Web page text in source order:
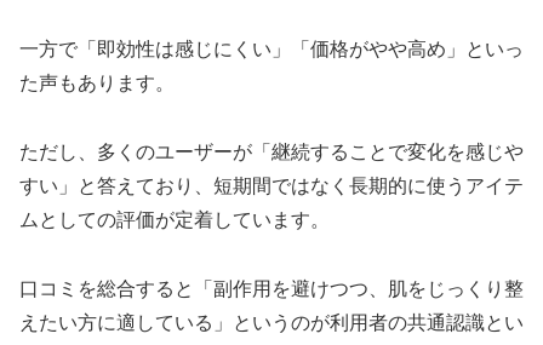
一方で「即効性は感じにくい」「価格がやや高め」といっ
た声もあります。
ただし、多くのユーザーが「継続することで変化を感じや
すい」と答えており、短期間ではなく長期的に使うアイテ
ムとしての評価が定着しています。
口コミを総合すると「副作用を避けつつ、肌をじっくり整
えたい方に適している」というのが利用者の共通認識とい